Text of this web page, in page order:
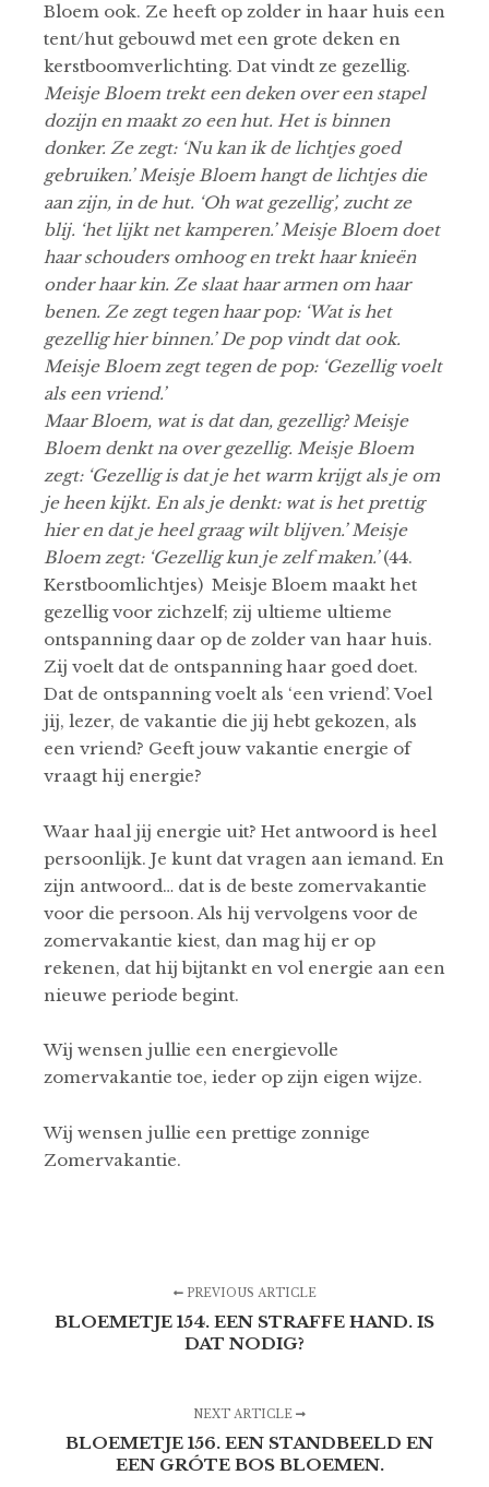
Bloem ook. Ze heeft op zolder in haar huis een
tent/hut gebouwd met een grote deken en
kerstboomverlichting. Dat vindt ze gezellig.
Meisje Bloem trekt een deken over een stapel
dozijn en maakt zo een hut. Het is binnen
donker. Ze zegt: ‘Nu kan ik de lichtjes goed
gebruiken.’ Meisje Bloem hangt de lichtjes die
aan zijn, in de hut. ‘Oh wat gezellig’, zucht ze
blij. ‘het lijkt net kamperen.’ Meisje Bloem doet
haar schouders omhoog en trekt haar knieën
onder haar kin. Ze slaat haar armen om haar
benen. Ze zegt tegen haar pop: ‘Wat is het
gezellig hier binnen.’ De pop vindt dat ook.
Meisje Bloem zegt tegen de pop: ‘Gezellig voelt
als een vriend.’
Maar Bloem, wat is dat dan, gezellig? Meisje
Bloem denkt na over gezellig. Meisje Bloem
zegt: ‘Gezellig is dat je het warm krijgt als je om
je heen kijkt. En als je denkt: wat is het prettig
hier en dat je heel graag wilt blijven.’ Meisje
Bloem zegt: ‘Gezellig kun je zelf maken.’(44.
Kerstboomlichtjes) Meisje Bloem maakt het
gezellig voor zichzelf; zij ultieme ultieme
ontspanning daar op de zolder van haar huis.
Zij voelt dat de ontspanning haar goed doet.
Dat de ontspanning voelt als ‘een vriend’. Voel
jij, lezer, de vakantie die jij hebt gekozen, als
een vriend? Geeft jouw vakantie energie of
vraagt ​​hij energie?
Waar haal jij energie uit? Het antwoord is heel
persoonlijk. Je kunt dat vragen aan iemand. En
zijn antwoord… dat is de beste zomervakantie
voor die persoon. Als hij vervolgens voor de
zomervakantie kiest, dan mag hij er op
rekenen, dat hij bijtankt en vol energie aan een
nieuwe periode begint.
Wij wensen jullie een energievolle
zomervakantie toe, ieder op zijn eigen wijze.
Wij wensen jullie een prettige zonnige
Zomervakantie.
PREVIOUS ARTICLE
BLOEMETJE 154. EEN STRAFFE HAND. IS
DAT NODIG?
NEXT ARTICLE
BLOEMETJE 156. EEN STANDBEELD EN
EEN GRÓTE BOS BLOEMEN.